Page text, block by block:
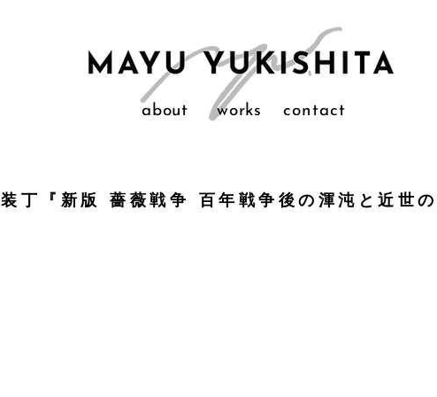
about works contact
装丁『新版 薔薇戦争 百年戦争後の渾沌と近世